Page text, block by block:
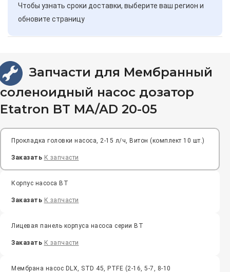
Чтобы узнать сроки доставки, выберите ваш регион и
обновите страницу
Запчасти для Мембранный
соленоидный насос дозатор
Etatron BT MA/AD 20-05
Прокладка головки насоса, 2-15 л/ч, Витон (комплект 10 шт.)
Заказать К запчасти
Корпус насоса BT
Заказать К запчасти
Лицевая панель корпуса насоса серии BT
Заказать К запчасти
Мембрана насос DLX, STD 45, PTFE (2-16, 5-7, 8-10